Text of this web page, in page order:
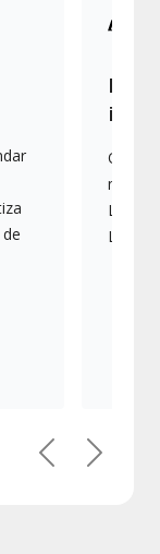
más
PreviousNext